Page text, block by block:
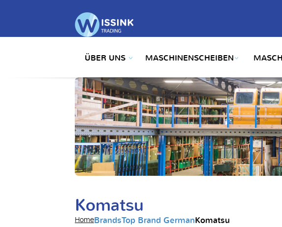
ÜBER UNS MASCHINENSCHEIBEN
Komatsu
HomeBrandsTop Brand GermanKomatsu